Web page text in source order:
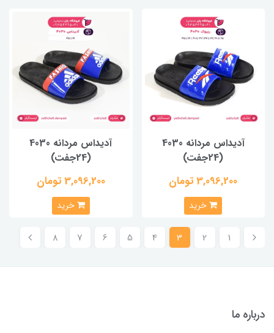
آدیداس مردانه 4030
(24جفت)
3,096,200 تومان
خرید
آدیداس مردانه 4030
(24جفت)
3,096,200 تومان
خرید
1
2
3
4
5
6
7
8
درباره ما